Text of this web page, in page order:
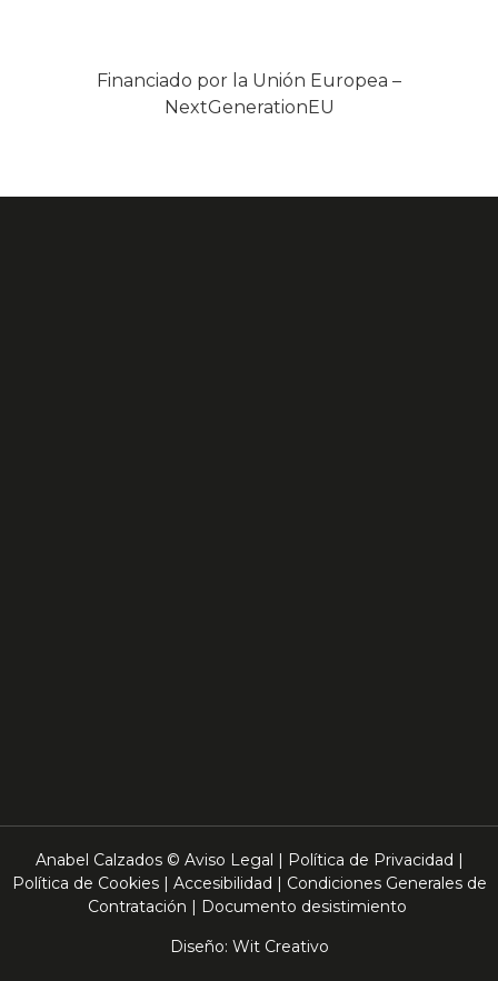
Financiado por la Unión Europea –
NextGenerationEU
Anabel Calzados © Aviso Legal | Política de Privacidad |
Política de Cookies| Accesibilidad | Condiciones Generales de
Contratación | Documento desistimiento
Diseño: Wit Creativo